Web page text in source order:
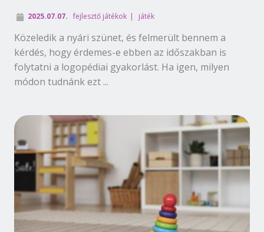
2025.07.07. fejlesztő játékok játék
Közeledik a nyári szünet, és felmerült bennem a
kérdés, hogy érdemes-e ebben az időszakban is
folytatni a logopédiai gyakorlást. Ha igen, milyen
módon tudnánk ezt ...